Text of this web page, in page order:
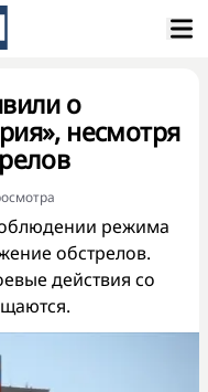
о
несмотря
режима
обстрелов.
действия со